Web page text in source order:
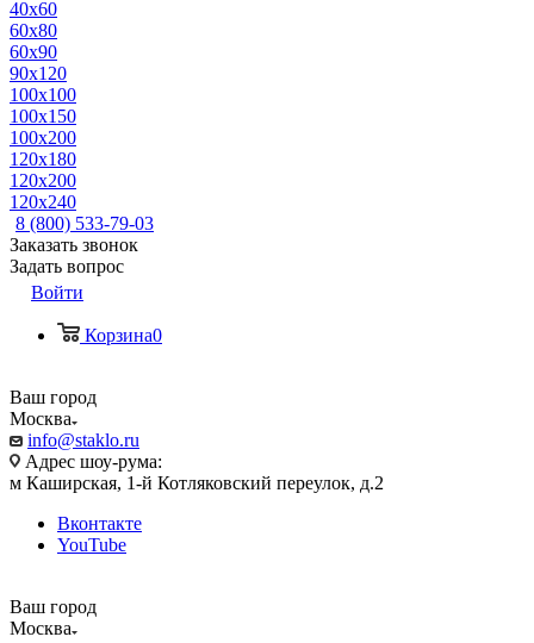
40x60
60x80
60x90
90x120
100x100
100x150
100x200
120x180
120x200
120x240
8 (800) 533-79-03
Заказать звонок
Задать вопрос
Войти
Корзина0
Ваш город
Москва
info@staklo.ru
Адрес шоу-рума:
м Каширская, 1-й Котляковский переулок, д.2
Вконтакте
YouTube
Ваш город
Москва